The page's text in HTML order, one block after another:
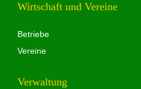
Wirtschaft und Vereine
Betriebe
Vereine
Verwaltung